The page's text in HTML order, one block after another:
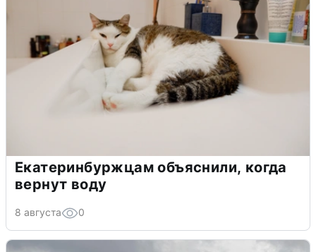
Екатеринбуржцам объяснили, когда
вернут воду
8 августа 0